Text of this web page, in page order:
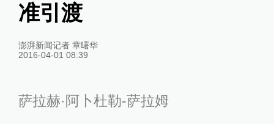
准引渡
澎湃新闻记者 章曙华
2016-04-01 08:39
萨拉赫·阿卜杜勒-萨拉姆